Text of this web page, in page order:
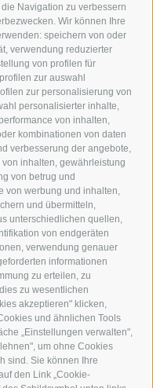
Navigation zu verbessern
Wir können Ihre
speichern von oder
verwendung reduzierter
von profilen für
zur auswahl
zur personalisierung von
personalisierter inhalte,
von inhalten,
kombinationen von daten
verbesserung der angebote,
inhalten, gewährleistung
von betrug und
von werbung und inhalten,
und übermitteln,
unterschiedlichen quellen,
von endgeräten
verwendung genauer
informationen
zu erteilen, zu
zu wesentlichen
akzeptieren" klicken,
und ähnlichen Tools
„Einstellungen verwalten",
um ohne Cookies
sind. Sie können Ihre
den Link „Cookie-